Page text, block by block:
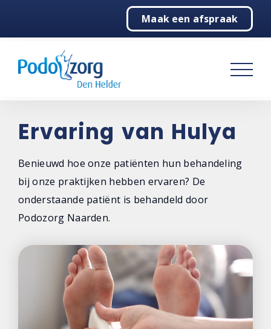
Maak een afspraak
Podologie
Behandelingen
Over ons
Ervaring van Hulya
Benieuwd hoe onze patiënten hun behandeling
bij onze praktijken hebben ervaren? De
onderstaande patiënt is behandeld door
Podozorg Naarden.